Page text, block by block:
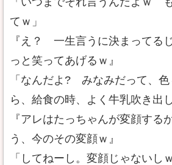
てｗ」
『え？ 一生言うに決まってる
っと笑ってあげるｗ』
「なんだよ? みなみだって、
ら、給食の時、よく牛乳吹き出
『アレはたっちゃんが変顔す
う、今のその変顔ｗ』
「してねーし。変顔じゃないしｗ